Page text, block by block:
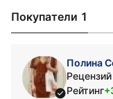
Покупатели 1
Полина
Рецензий
Рейтинг